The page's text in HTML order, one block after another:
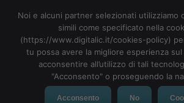
MENU
Noi e alcuni partner selezionati utilizziamo
simili come specificato nella
(https://www.digitalic.it/cookies-policy)
tu possa avere la migliore esperienza
acconsentire all’utilizzo di tali
"Acconsento" o proseguendo la
Acconsento No